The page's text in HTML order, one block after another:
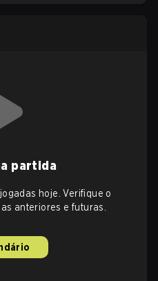
partida
hoje. Verifique o
anteriores e futuras.